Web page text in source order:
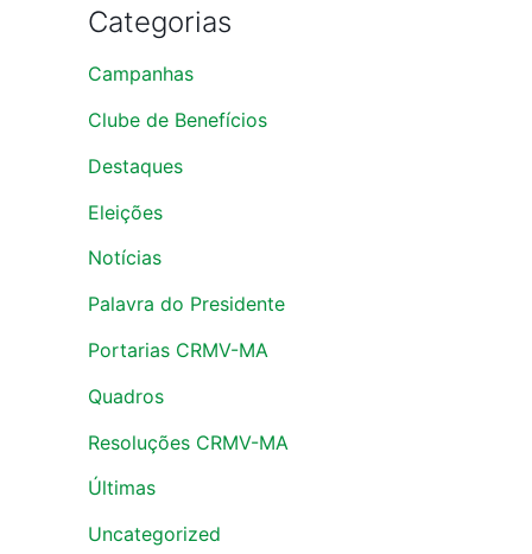
Categorias
Campanhas
Clube de Benefícios
Destaques
Eleições
Notícias
Palavra do Presidente
Portarias CRMV-MA
Quadros
Resoluções CRMV-MA
Últimas
Uncategorized